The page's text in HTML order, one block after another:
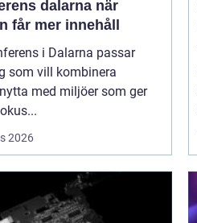
dalarna när
får mer innehåll
i Dalarna passar
som vill kombinera
med miljöer som ger
2026